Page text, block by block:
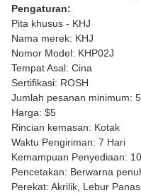
Pengaturan:
Pita khusus - KHJ
Nama merek: KHJ
Nomor Model: KHP02J
Tempat Asal: Cina
Sertifikasi: ROSH
Jumlah pesanan minimum:
Harga: $5
Rincian kemasan: Kotak
Waktu Pengiriman: 7 Hari
Kemampuan Penyediaan:
Pencetakan: Berwarna
Perekat: Akrilik, Lebur